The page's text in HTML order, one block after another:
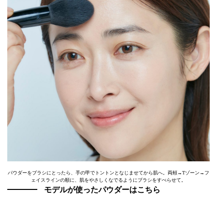
パウダーをブラシにとったら、手の甲でトントンとなじませてから肌へ。両頰→Tゾーン→フ
ェイスラインの順に、肌をやさしくなでるようにブラシをすべらせて。
モデルが使ったパウダーはこちら